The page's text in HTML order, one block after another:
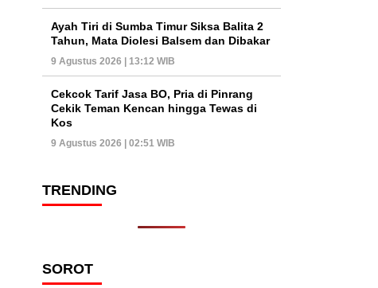
Ayah Tiri di Sumba Timur Siksa Balita 2
Tahun, Mata Diolesi Balsem dan Dibakar
9 Agustus 2026 | 13:12 WIB
Cekcok Tarif Jasa BO, Pria di Pinrang
Cekik Teman Kencan hingga Tewas di
Kos
9 Agustus 2026 | 02:51 WIB
TRENDING
SOROT